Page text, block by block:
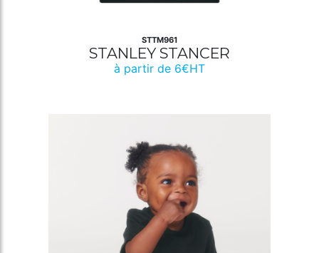
STTM961
STANLEY STANCER
à partir de 6€HT